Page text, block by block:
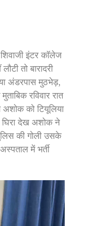
इंटर कॉलेज
तो बारादरी
अंडरपास मुठभेड़,
रविवार रात
को टियूलिया
देख अशोक ने
की गोली उसके
में भर्ती